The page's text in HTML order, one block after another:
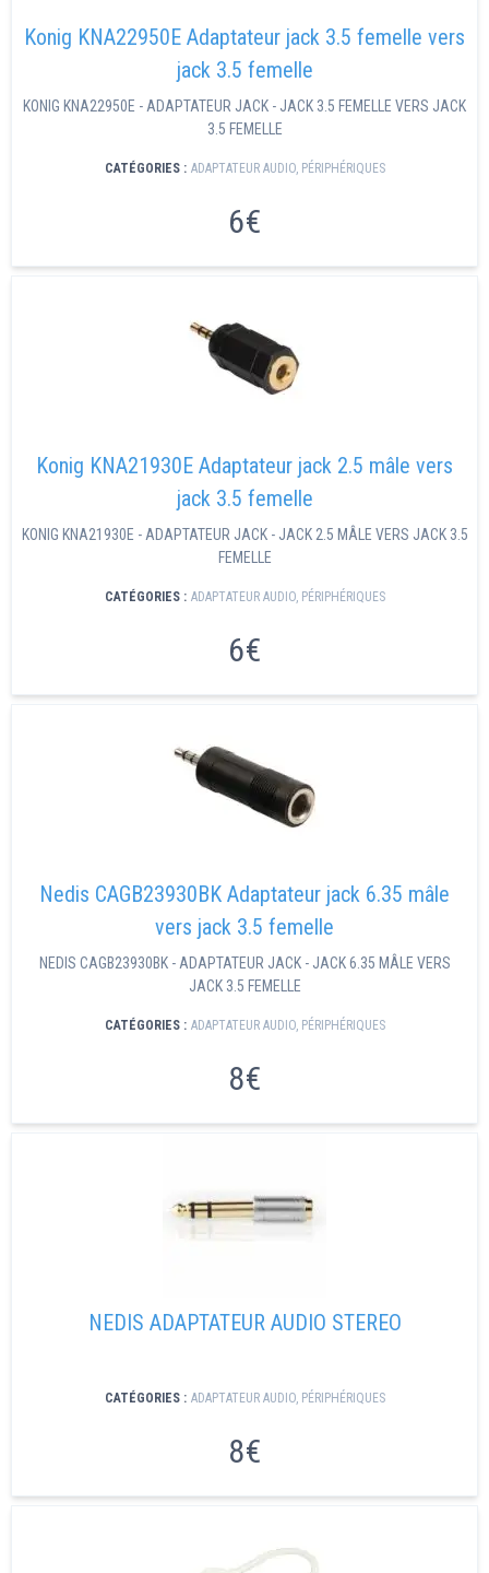
Konig KNA22950E Adaptateur jack 3.5 femelle vers
jack 3.5 femelle
KONIG KNA22950E - ADAPTATEUR JACK - JACK 3.5 FEMELLE VERS JACK
3.5 FEMELLE
CATÉGORIES : ADAPTATEUR AUDIO, PÉRIPHÉRIQUES
6€
Konig KNA21930E Adaptateur jack 2.5 mâle vers
jack 3.5 femelle
KONIG KNA21930E - ADAPTATEUR JACK - JACK 2.5 MÂLE VERS JACK 3.5
FEMELLE
CATÉGORIES : ADAPTATEUR AUDIO, PÉRIPHÉRIQUES
6€
Nedis CAGB23930BK Adaptateur jack 6.35 mâle
vers jack 3.5 femelle
NEDIS CAGB23930BK - ADAPTATEUR JACK - JACK 6.35 MÂLE VERS
JACK 3.5 FEMELLE
CATÉGORIES : ADAPTATEUR AUDIO, PÉRIPHÉRIQUES
8€
NEDIS ADAPTATEUR AUDIO STEREO
CATÉGORIES : ADAPTATEUR AUDIO, PÉRIPHÉRIQUES
8€